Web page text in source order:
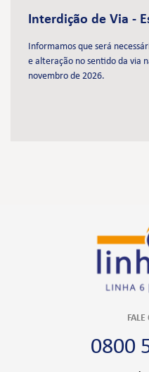
Interdição de Via -
Informamos que será
e alteração no sentido da via
novembro de 2026.
FALE
0800